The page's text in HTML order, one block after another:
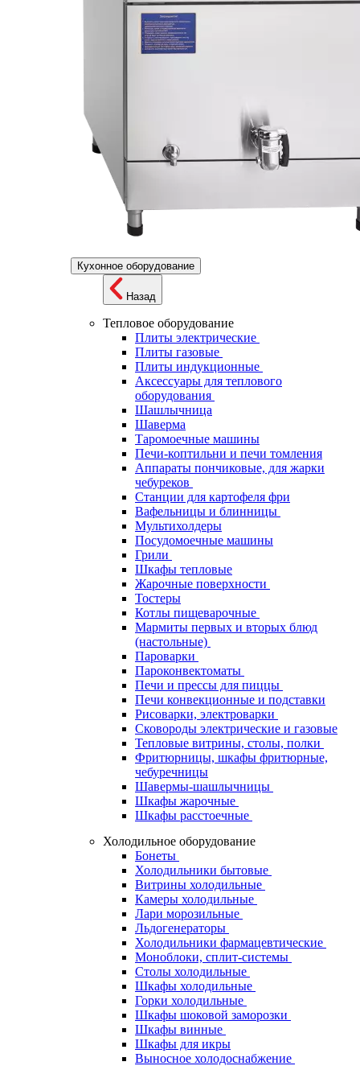
Кухонное оборудование
Назад
Тепловое оборудование
Плиты электрические
Плиты газовые
Плиты индукционные
Аксессуары для теплового
оборудования
Шашлычница
Шаверма
Таромоечные машины
Печи-коптильни и печи томления
Аппараты пончиковые, для жарки
чебуреков
Станции для картофеля фри
Вафельницы и блинницы
Мультихолдеры
Посудомоечные машины
Грили
Шкафы тепловые
Жарочные поверхности
Тостеры
Котлы пищеварочные
Мармиты первых и вторых блюд
(настольные)
Пароварки
Пароконвектоматы
Печи и прессы для пиццы
Печи конвекционные и подставки
Рисоварки, электроварки
Сковороды электрические и газовые
Тепловые витрины, столы, полки
Фритюрницы, шкафы фритюрные,
чебуречницы
Шавермы-шашлычницы
Шкафы жарочные
Шкафы расстоечные
Холодильное оборудование
Бонеты
Холодильники бытовые
Витрины холодильные
Камеры холодильные
Лари морозильные
Льдогенераторы
Холодильники фармацевтические
Моноблоки, сплит-системы
Столы холодильные
Шкафы холодильные
Горки холодильные
Шкафы шоковой заморозки
Шкафы винные
Шкафы для икры
Выносное холодоснабжение